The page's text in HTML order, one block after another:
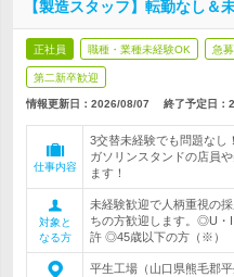
【製造スタッフ】転勤なし＆
正社員 職種・業種未経験OK 急募
第二新卒歓迎
情報更新日：2026/08/07 終了予定日：
仕事内容
3交替未経験でも問題なし
ガソリンスタンドの店員
ます！
対象と
なる方
未経験歓迎で人柄重視の
ちの方歓迎します。◎U
許 ◎45歳以下の方（※）
平生工場（山口県熊毛郡